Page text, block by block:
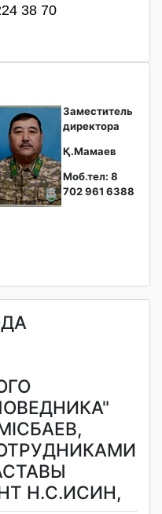
38 70
Заместитель
директора
Қ.Мамаев
Моб.тел: 8
702 961 6388
Н.С.ИСИН,